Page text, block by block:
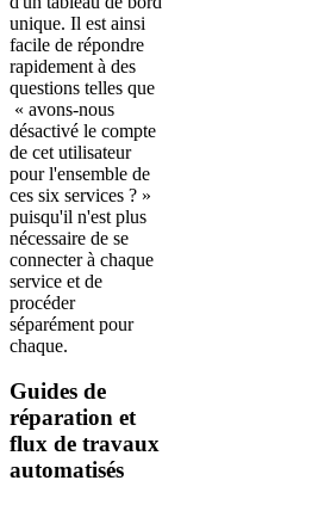
unique. Il est ainsi
facile de répondre
rapidement à des
questions telles que
« avons-nous
désactivé le compte
de cet utilisateur
pour l'ensemble de
ces six services ? »
puisqu'il n'est plus
nécessaire de se
connecter à chaque
service et de
procéder
séparément pour
chaque.
Guides de
réparation et
flux de travaux
automatisés